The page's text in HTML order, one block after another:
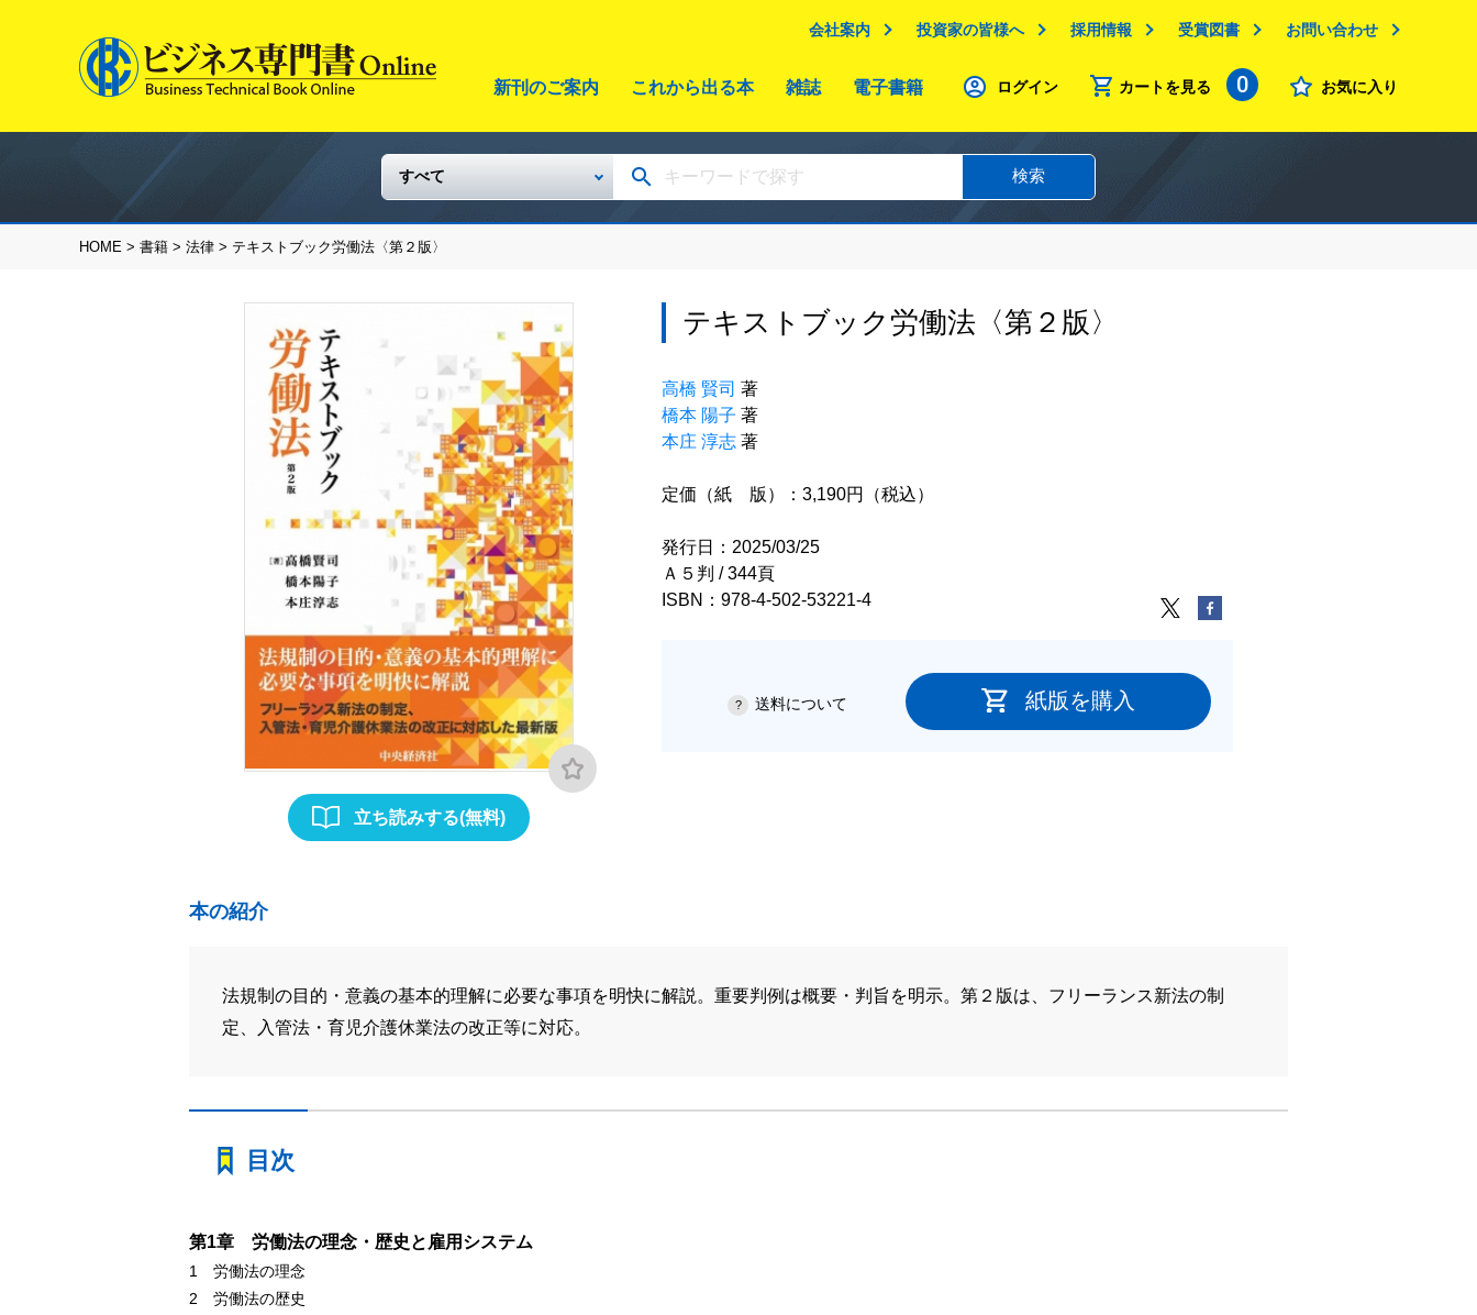
会社案内 投資家の皆様へ 採用情報 受賞図書 お問い合わせ
新刊のご案内 これから出る本 雑誌 電子書籍 ログイン カートを見る 0 お気に入り
検索
HOME > 書籍 > 法律 > テキストブック労働法〈第２版〉
立ち読みする(無料)
テキストブック労働法〈第２版〉
高橋 賢司 著
橋本 陽子 著
本庄 淳志 著
定価（紙 版）：3,190円（税込）
発行日：2025/03/25
Ａ５判 / 344頁
ISBN：978-4-502-53221-4
紙版を購入
送料について
本の紹介
法規制の目的・意義の基本的理解に必要な事項を明快に解説。重要判例は概要・判旨を明示。第２版は、フリーランス新法の制
定、入管法・育児介護休業法の改正等に対応。
目次
第1章 労働法の理念・歴史と雇用システム
1 労働法の理念
2 労働法の歴史